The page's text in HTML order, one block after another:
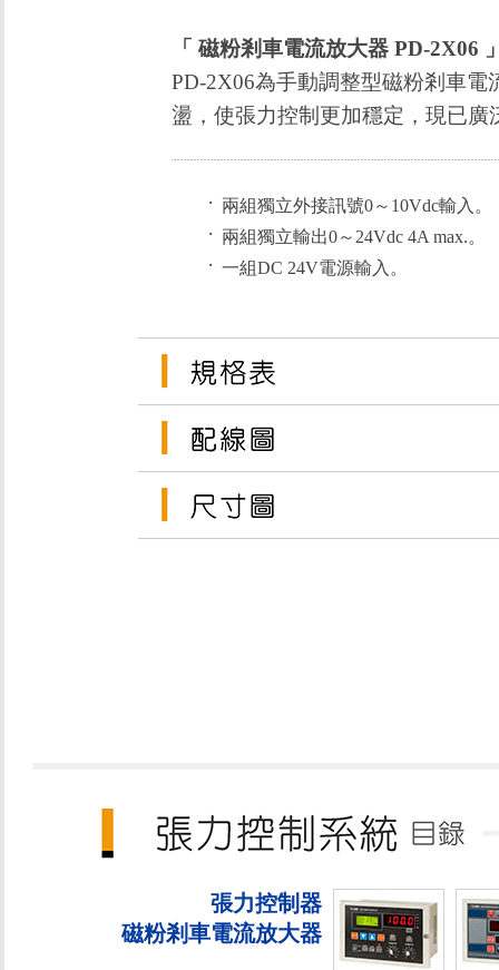
「 磁粉剎車電流放大器 PD-2X06
PD-2X06為手動調整型磁粉剎車
盪，使張力控制更加穩定，現已
‧ 兩組獨立外接訊號0～10Vdc輸入。
‧ 兩組獨立輸出0～24Vdc 4A max.。
‧ 一組DC 24V電源輸入。
張力控制器
磁粉剎車電流放大器